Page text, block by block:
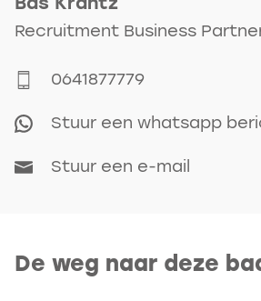
makkelijk bij elkaar
gezamenlijke lunch
ontbreken!
projectleider en een
onderaannemers.
Je bent 32 tot 40
Je hebt affiniteit en
duurzaam te willen
Voldoe je niet helemaal
Recruitment Business
0641877779
Stuur een whatsapp
Stuur een e-mail
De weg naar deze